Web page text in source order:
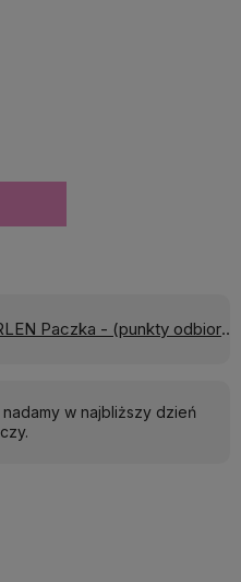
Paczka - (punkty odbioru)
w najbliższy dzień